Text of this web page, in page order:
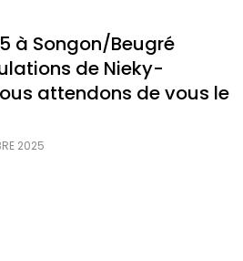
à Songon/Beugré
de Nieky-
attendons de vous le
2025